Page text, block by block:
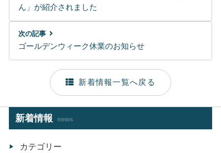
ん」が紹介されました
次の記事
ゴールデンウィーク休業のお知らせ
新着情報一覧へ戻る
新着情報 news
カテゴリー